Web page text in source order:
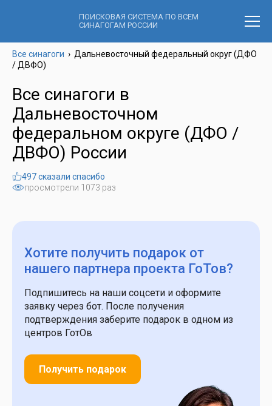
ПОИСКОВАЯ СИСТЕМА ПО ВСЕМ
СИНАГОГАМ РОССИИ
Все синагоги › Дальневосточный федеральный округ (ДФО
/ ДВФО)
Все синагоги в
Дальневосточном
федеральном округе (ДФО /
ДВФО) России
просмотрели 1073 раз
497 сказали спасибо
Хотите получить подарок от
нашего партнера проекта ГоТов?
Подпишитесь на наши соцсети и оформите
заявку через бот. После получения
подтверждения заберите подарок в одном из
центров ГотОв
Получить подарок